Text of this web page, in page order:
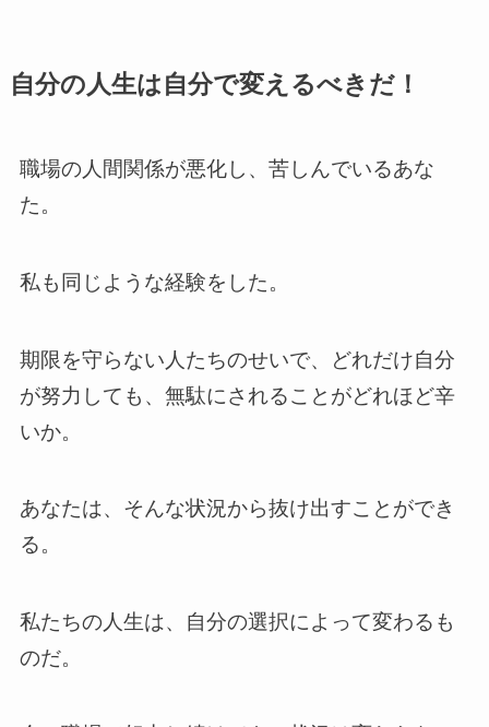
自分の人生は自分で変えるべきだ！
職場の人間関係が悪化し、苦しんでいるあな
た。
私も同じような経験をした。
期限を守らない人たちのせいで、どれだけ自分
が努力しても、無駄にされることがどれほど辛
いか。
あなたは、そんな状況から抜け出すことができ
る。
私たちの人生は、自分の選択によって変わるも
のだ。